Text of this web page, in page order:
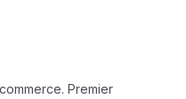
Premier